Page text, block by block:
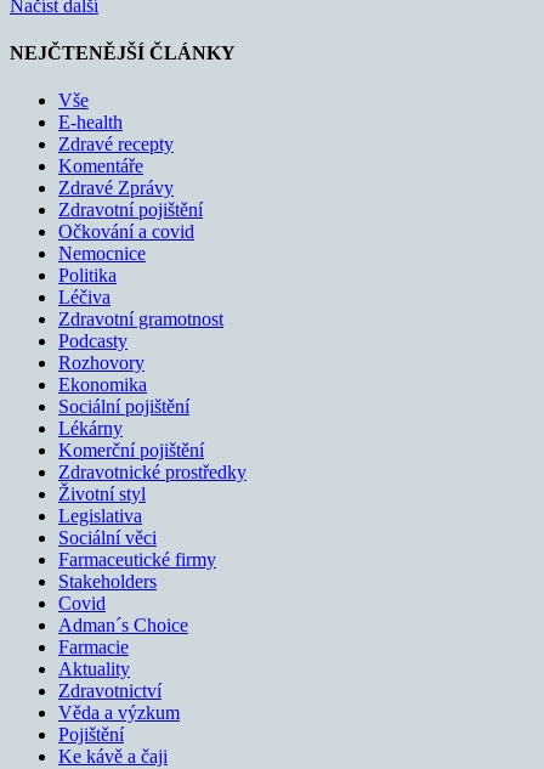
Načíst další
NEJČTENĚJŠÍ ČLÁNKY
Vše
E-health
Zdravé recepty
Komentáře
Zdravé Zprávy
Zdravotní pojištění
Očkování a covid
Nemocnice
Politika
Léčiva
Zdravotní gramotnost
Podcasty
Rozhovory
Ekonomika
Sociální pojištění
Lékárny
Komerční pojištění
Zdravotnické prostředky
Životní styl
Legislativa
Sociální věci
Farmaceutické firmy
Stakeholders
Covid
Adman´s Choice
Farmacie
Aktuality
Zdravotnictví
Věda a výzkum
Pojištění
Ke kávě a čaji